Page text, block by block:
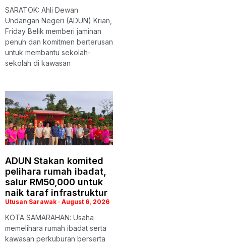
SARATOK: Ahli Dewan
Undangan Negeri (ADUN) Krian,
Friday Belik memberi jaminan
penuh dan komitmen berterusan
untuk membantu sekolah-
sekolah di kawasan
ADUN Stakan komited
pelihara rumah ibadat,
salur RM50,000 untuk
naik taraf infrastruktur
Utusan Sarawak August 6, 2026
KOTA SAMARAHAN: Usaha
memelihara rumah ibadat serta
kawasan perkuburan berserta